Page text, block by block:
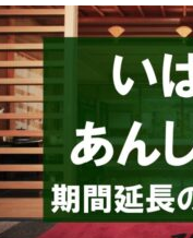
プラン
室検索
食